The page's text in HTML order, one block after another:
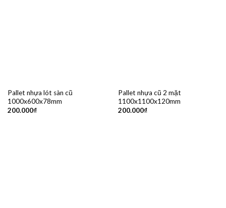
Pallet nhựa lót sàn cũ
1000x600x78mm
200.000₫
Pallet nhựa cũ 2 mặt
1100x1100x120mm
200.000₫